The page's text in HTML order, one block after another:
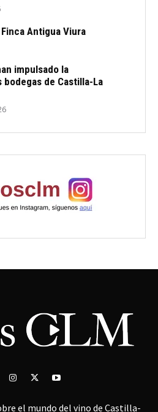
Antigua Viura
impulsado la
de Castilla-La
el mundo del vino de Castilla-